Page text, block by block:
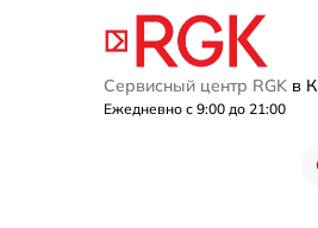
Сервисный центр RGK в
Ежедневно с 9:00 до 21:00